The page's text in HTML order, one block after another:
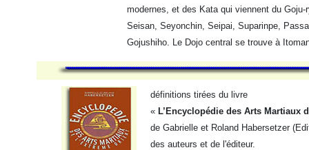
modernes, et des Kata qui viennent du
Seisan, Seyonchin, Seipai, Suparinpe,
Gojushiho. Le Dojo central se trouve à
définitions tirées du livre
« L’Encyclopédie des Arts Martiaux
de Gabrielle et Roland Habersetzer
des auteurs et de l'éditeur.